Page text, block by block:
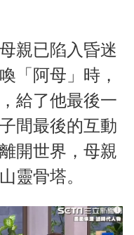
親已陷入昏迷
「阿母」時，
給了他最後一
間最後的互動
開世界，母親
靈骨塔。